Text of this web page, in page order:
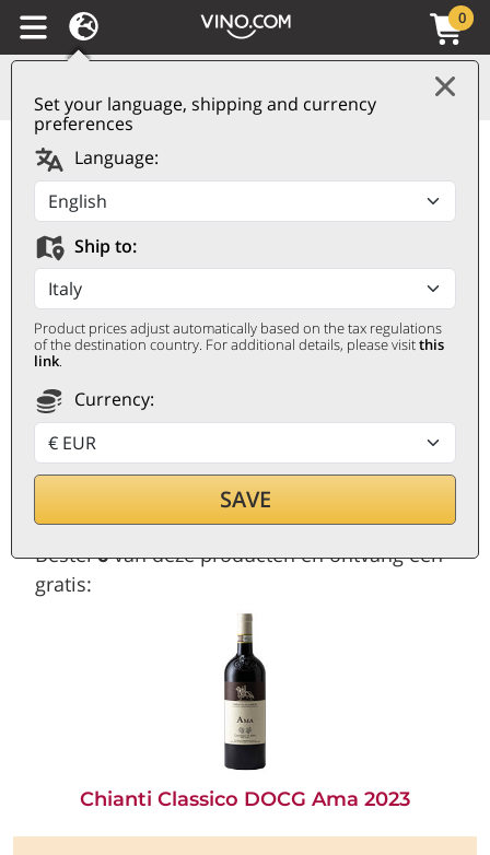
Set your language, shipping and currency
preferences
Language:
Ship to:
Product prices adjust automatically based on the tax regulations
of the destination country. For additional details, please visitthis
link.
Currency:
SAVE
0
CASTELLO DI AMA
De authentieke adem van Chianti
Classico
EXCLUSIEF
GESCHENK
Bestel6van deze producten en ontvang een
gratis:
Chianti Classico DOCG Ama 2023